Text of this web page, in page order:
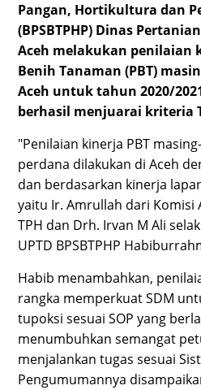
Pangan, Hortikultura dan
(BPSBTPHP) Dinas
Aceh melakukan penilaian
Benih Tanaman (PBT)
Aceh untuk tahun 2020/
berhasil menjuarai kriteria
"Penilaian kinerja PBT
perdana dilakukan di Aceh
dan berdasarkan kinerja
yaitu Ir. Amrullah dari Komisi
TPH dan Drh. Irvan M Ali
UPTD BPSBTPHP
Habib menambahkan,
rangka memperkuat SDM
tupoksi sesuai SOP yang
menumbuhkan semangat
menjalankan tugas sesuai
Pengumumannya